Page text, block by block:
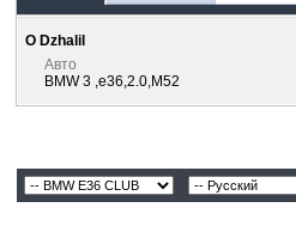
О Dzhalil
Авто
BMW 3 ,e36,2.0,М52